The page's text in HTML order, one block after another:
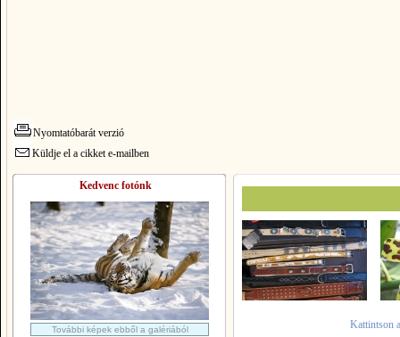
Nyomtatóbarát verzió
Küldje el a cikket e-mailben
Kedvenc fotónk
További képek ebből a galériából Kattintson